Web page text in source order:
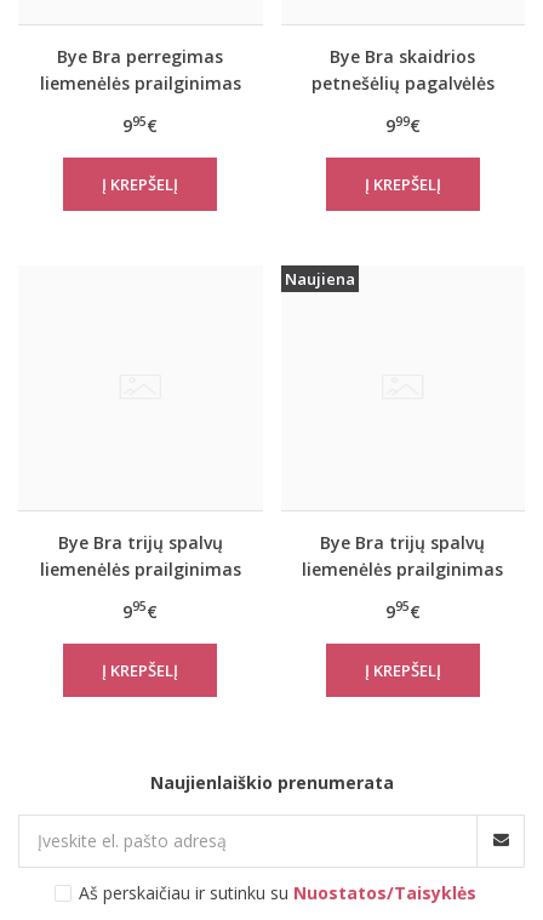
Bye Bra perregimas
liemenėlės prailginimas
995€
Bye Bra skaidrios
petnešėlių pagalvėlės
999€
Bye Bra trijų spalvų
liemenėlės prailginimas
995€
Naujiena
Bye Bra trijų spalvų
liemenėlės prailginimas
995€
Naujienlaiškio prenumerata
Aš perskaičiau ir sutinku su Nuostatos/Taisyklės